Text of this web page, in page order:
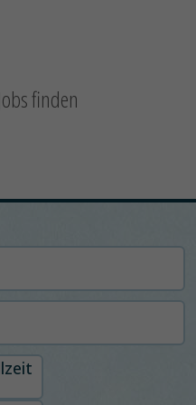
Jobs finden
auswählen